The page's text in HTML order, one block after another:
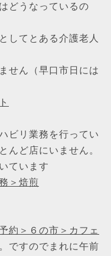
どうなっているの
してとある介護老人
せん（早口市日には
ビリ業務を行ってい
んど店にいません。
ています
＞焙煎
約＞６の市＞カフェ
ですのでまれに午前